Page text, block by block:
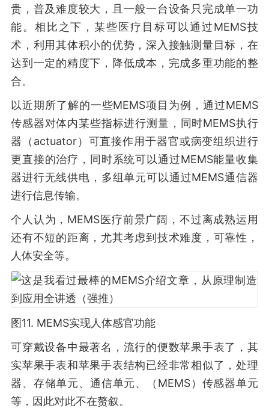
贵，普及难度较大，且一般一台设备只完成单一功
能。相比之下，某些医疗目标可以通过MEMS技
术，利用其体积小的优势，深入接触测量目标，在
达到一定的精度下，降低成本，完成多重功能的整
合。
以近期所了解的一些MEMS项目为例，通过MEMS
传感器对体内某些指标进行测量，同时MEMS执行
器（actuator）可直接作用于器官或病变组织进行
更直接的治疗，同时系统可以通过MEMS能量收集
器进行无线供电，多组单元可以通过MEMS通信器
进行信息传输。
个人认为，MEMS医疗前景广阔，不过离成熟运用
还有不短的距离，尤其考虑到技术难度，可靠性，
人体安全等。
图11. MEMS实现人体感官功能
可穿戴设备中最著名，流行的便数苹果手表了，其
实苹果手表和苹果手表结构已经非常相似了，处理
器、存储单元、通信单元、（MEMS）传感器单元
等，因此对此不在赘叙。